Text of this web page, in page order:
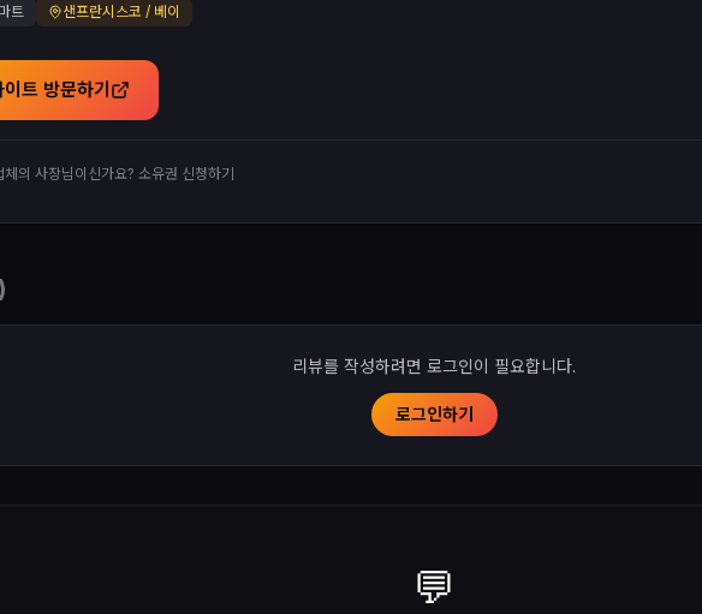
트 샌프란시스코 / 베이
이트 방문하기
체의 사장님이신가요? 소유권 신청하기
)
리뷰를 작성하려면 로그인이 필요합니다.
로그인하기
💬